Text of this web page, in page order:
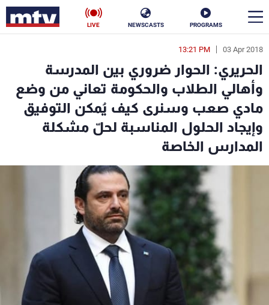
PROGRAMS
NEWSCASTS
LIVE
03 Apr 2018
13:21 PM
الحريري: الحوار ضروري بين المدرسة
وأهالي الطلاب والحكومة تعاني من وضع
مادي صعب وسنرى كيف يُمكن التوفيق
وإيجاد الحلول المناسبة لحلّ مشكلة
المدارس الخاصة
en
الأخبار
سياسة ناس
إقتصاد
منوعات رياضة
كأس العالم
جدول البرامج
شاهد البرامج
الترددات